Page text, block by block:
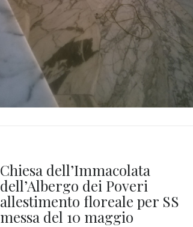
Chiesa dell’Immacolata
dell’Albergo dei Poveri
allestimento floreale per SS
messa del 10 maggio